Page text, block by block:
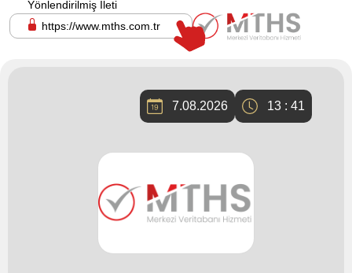
https://www.mths.com.tr
Yönlendirilmiş İleti
7.08.2026 13 : 41